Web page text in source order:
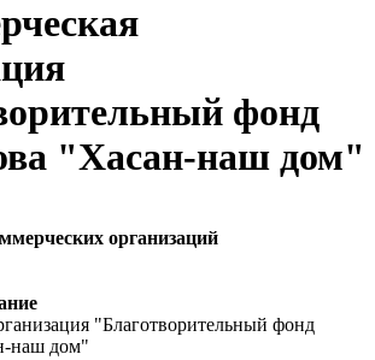
фонд
"Хасан-наш дом"
организаций
"Благотворительный фонд
наш дом"